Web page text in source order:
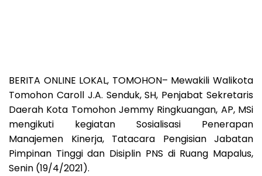
BERITA ONLINE LOKAL, TOMOHON– Mewakili Walikota
Tomohon Caroll J.A. Senduk, SH, Penjabat Sekretaris
Daerah Kota Tomohon Jemmy Ringkuangan, AP, MSi
mengikuti kegiatan Sosialisasi Penerapan
Manajemen Kinerja, Tatacara Pengisian Jabatan
Pimpinan Tinggi dan Disiplin PNS di Ruang Mapalus,
Senin (19/4/2021).